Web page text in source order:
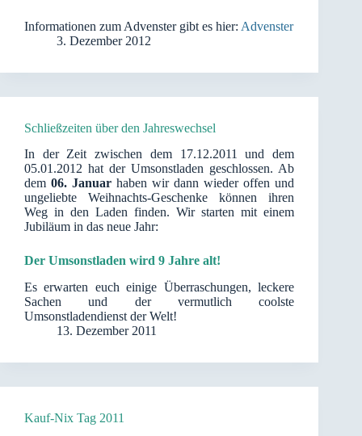
Informationen zum Advenster gibt es hier: Advenster
3. Dezember 2012
Schließzeiten über den Jahreswechsel
In der Zeit zwischen dem 17.12.2011 und dem
05.01.2012 hat der Umsonstladen geschlossen. Ab
dem06. Januar haben wir dann wieder offen und
ungeliebte Weihnachts-Geschenke können ihren
Weg in den Laden finden. Wir starten mit einem
Jubiläum in das neue Jahr:
Der Umsonstladen wird 9 Jahre alt!
Es erwarten euch einige Überraschungen, leckere
Sachen und der vermutlich coolste
Umsonstladendienst der Welt!
13. Dezember 2011
Kauf-Nix Tag 2011